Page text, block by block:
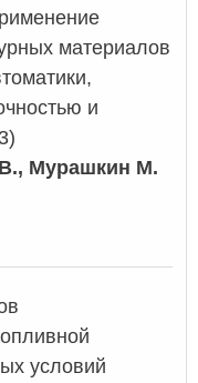
материалов
и
Мурашкин М.
условий